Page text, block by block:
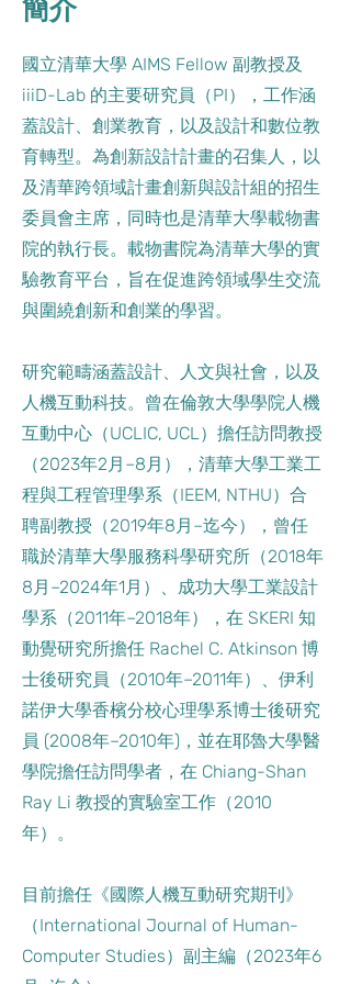
簡介
國立清華大學 AIMS Fellow 副教授及
iiiD-Lab 的主要研究員（PI），工作涵
蓋設計、創業教育，以及設計和數位教
育轉型。為創新設計計畫的召集人，以
及清華跨領域計畫創新與設計組的招生
委員會主席，同時也是清華大學載物書
院的執行長。載物書院為清華大學的實
驗教育平台，旨在促進跨領域學生交流
與圍繞創新和創業的學習。
研究範疇涵蓋設計、人文與社會，以及
人機互動科技。曾在倫敦大學學院人機
互動中心（UCLIC, UCL）擔任訪問教授
（2023年2月–8月），清華大學工業工
程與工程管理學系（IEEM, NTHU）合
聘副教授（2019年8月–迄今），曾任
職於清華大學服務科學研究所（2018年
8月–2024年1月）、成功大學工業設計
學系（2011年–2018年），在 SKERI 知
動覺研究所擔任 Rachel C. Atkinson 博
士後研究員（2010年–2011年）、伊利
諾伊大學香檳分校心理學系博士後研究
員 (2008年–2010年)，並在耶魯大學醫
學院擔任訪問學者，在 Chiang-Shan
Ray Li 教授的實驗室工作（2010
年）。
目前擔任《國際人機互動研究期刊》
（International Journal of Human-
Computer Studies）副主編（2023年6